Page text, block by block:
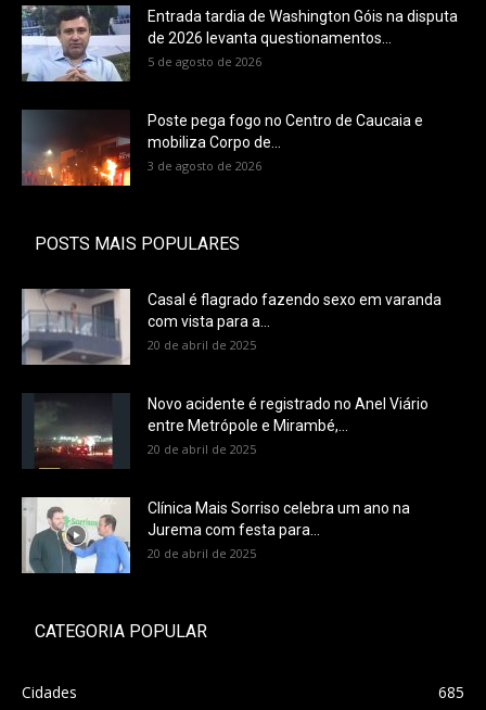
Entrada tardia de Washington Góis na disputa
de 2026 levanta questionamentos...
5 de agosto de 2026
Poste pega fogo no Centro de Caucaia e
mobiliza Corpo de...
3 de agosto de 2026
POSTS MAIS POPULARES
Casal é flagrado fazendo sexo em varanda
com vista para a...
20 de abril de 2025
Novo acidente é registrado no Anel Viário
entre Metrópole e Mirambé,...
20 de abril de 2025
Clínica Mais Sorriso celebra um ano na
Jurema com festa para...
20 de abril de 2025
CATEGORIA POPULAR
Cidades
685